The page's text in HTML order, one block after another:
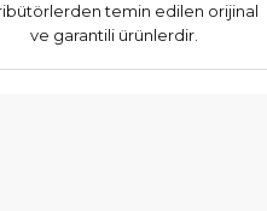
temin edilen orijinal
ve garantili ürünlerdir.